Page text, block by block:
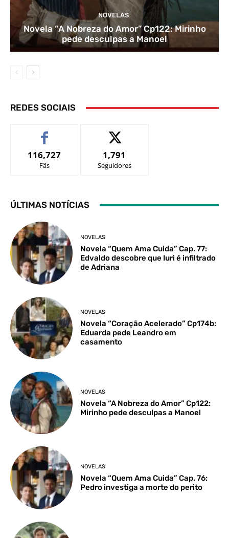
NOVELAS
Novela “A Nobreza do Amor” Cp122: Mirinho
pede desculpas a Manoel
REDES SOCIAIS
116,727
Fãs
1,791
Seguidores
ÚLTIMAS NOTÍCIAS
NOVELAS
Novela “Quem Ama Cuida” Cap. 77:
Edvaldo descobre que Iuri é infiltrado
de Adriana
NOVELAS
Novela “Coração Acelerado” Cp174b:
Eduarda pede Leandro em
casamento
NOVELAS
Novela “A Nobreza do Amor” Cp122:
Mirinho pede desculpas a Manoel
NOVELAS
Novela “Quem Ama Cuida” Cap. 76:
Pedro investiga a morte do perito